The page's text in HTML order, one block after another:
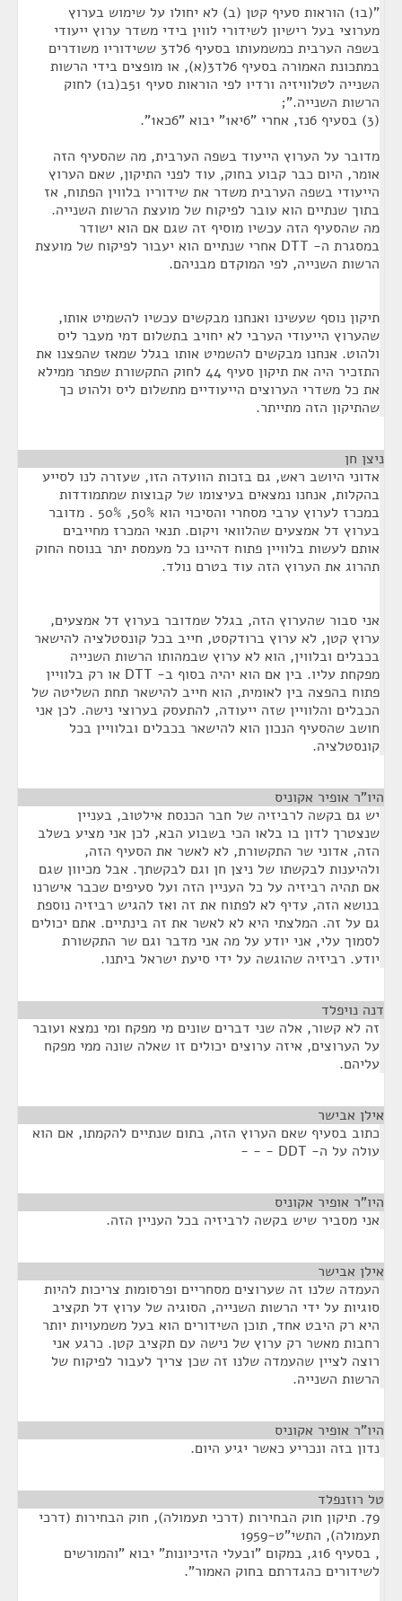
"(ב1) הוראות סעיף קטן (ב) לא יחולו על שימוש בערוץ
מערוצי בעל רישיון לשידורי לווין בידי משדר ערוץ ייעודי
בשפה הערבית כמשמעותו בסעיף 6לד3 ששידוריו משודרים
במתכונת האמורה בסעיף 6לד3(א), או מופצים בידי הרשות
השנייה לטלוויזיה ורדיו לפי הוראות סעיף 51ב(ב1) לחוק
הרשות השנייה.";
(3) בסעיף 6נז, אחרי "6יא1" יבוא "6כא1".
מדובר על הערוץ הייעוד בשפה הערבית, מה שהסעיף הזה
אומר, היום כבר קבוע בחוק, עוד לפני התיקון, שאם הערוץ
הייעודי בשפה הערבית משדר את שידוריו בלווין הפתוח, אז
בתוך שנתיים הוא עובר לפיקוח של מועצת הרשות השנייה.
מה שהסעיף הזה עכשיו מוסיף זה שגם אם הוא ישודר
במסגרת ה- DTT אחרי שנתיים הוא יעבור לפיקוח של מועצת
הרשות השנייה, לפי המוקדם מבניהם.
תיקון נוסף שעשינו ואנחנו מבקשים עכשיו להשמיט אותו,
שהערוץ הייעודי הערבי לא יחויב בתשלום דמי מעבר ליס
ולהוט. אנחנו מבקשים להשמיט אותו בגלל שמאז שהפצנו את
התזכיר היה את תיקון סעיף 44 לחוק התקשורת שפתר ממילא
את כל משדרי הערוצים הייעודיים מתשלום ליס ולהוט כך
שהתיקון הזה מתייתר.
ניצן חן
אדוני היושב ראש, גם בזכות הוועדה הזו, שעזרה לנו לסייע
בהקלות, אנחנו נמצאים בעיצומו של קבוצות שמתמודדות
במכרז לערוץ ערבי מסחרי והסיכוי הוא 50%, 50% . מדובר
בערוץ דל אמצעים שהלוואי ויקום. תנאי המכרז מחייבים
אותם לעשות בלוויין פתוח דהיינו כל מעמסת יתר בנוסח החוק
תהרוג את הערוץ הזה עוד בטרם נולד.
אני סבור שהערוץ הזה, בגלל שמדובר בערוץ דל אמצעים,
ערוץ קטן, לא ערוץ ברודקסט, חייב בכל קונסטלציה להישאר
בכבלים ובלווין, הוא לא ערוץ שבמהותו הרשות השנייה
מפקחת עליו. בין אם הוא יהיה בסוף ב- DTT או רק בלוויין
פתוח בהפצה בין לאומית, הוא חייב להישאר תחת השליטה של
הכבלים והלוויין שזה ייעודה, להתעסק בערוצי נישה. לכן אני
חושב שהסעיף הנכון הוא להישאר בכבלים ובלוויין בכל
קונסטלציה.
היו"ר אופיר אקוניס
יש גם בקשה לרביזיה של חבר הכנסת אילטוב, בעניין
שנצטרך לדון בו בלאו הכי בשבוע הבא, לכן אני מציע בשלב
הזה, אדוני שר התקשורת, לא לאשר את הסעיף הזה,
ולהיענות לבקשתו של ניצן חן וגם לבקשתך. אבל מכיוון שגם
אם תהיה רביזיה על כל העניין הזה ועל סעיפים שכבר אישרנו
בנושא הזה, עדיף לא לפתוח את זה ואז להגיש רביזיה נוספת
גם על זה. המלצתי היא לא לאשר את זה בינתיים. אתם יכולים
לסמוך עלי, אני יודע על מה אני מדבר וגם שר התקשורת
יודע. רביזיה שהוגשה על ידי סיעת ישראל ביתנו.
דנה נויפלד
זה לא קשור, אלה שני דברים שונים מי מפקח ומי נמצא ועובר
על הערוצים, איזה ערוצים יכולים זו שאלה שונה ממי מפקח
עליהם.
אילן אבישר
כתוב בסעיף שאם הערוץ הזה, בתום שנתיים להקמתו, אם הוא
עולה על ה- DDT - - -
היו"ר אופיר אקוניס
אני מסביר שיש בקשה לרביזיה בכל העניין הזה.
אילן אבישר
העמדה שלנו זה שערוצים מסחריים ופרסומות צריכות להיות
סוגיות על ידי הרשות השנייה, הסוגיה של ערוץ דל תקציב
היא רק היבט אחד, תוכן השידורים הוא בעל משמעויות יותר
רחבות מאשר רק ערוץ של נישה עם תקציב קטן. כרגע אני
רוצה לציין שהעמדה שלנו זה שכן צריך לעבור לפיקוח של
הרשות השנייה.
היו"ר אופיר אקוניס
נדון בזה ונכריע כאשר יגיע היום.
טל רוזנפלד
79. תיקון חוק הבחירות (דרכי תעמולה), חוק הבחירות (דרכי
תעמולה), התשי"ט-1959
, בסעיף 16ג, במקום "ובעלי הזיכיונות" יבוא "והמורשים
לשידורים כהגדרתם בחוק האמור".